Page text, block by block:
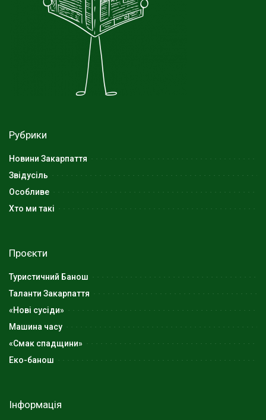
Рубрики
Новини Закарпаття
Звідусіль
Особливе
Хто ми такі
Проєкти
Туристичний Банош
Таланти Закарпаття
«Нові сусіди»
Машина часу
«Смак спадщини»
Еко-банош
Інформація